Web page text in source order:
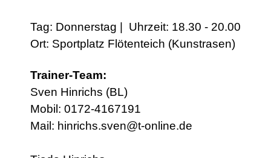
Tag: Donnerstag | Uhrzeit: 18.30 - 20.00
Ort: Sportplatz Flötenteich (Kunstrasen)
Trainer-Team:
Sven Hinrichs (BL)
Mobil: 0172-4167191
Mail: hinrichs.sven@t-online.de